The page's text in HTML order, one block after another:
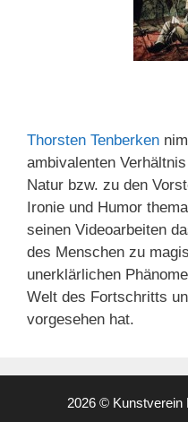
Thorsten Tenberken
ambivalenten
Natur bzw. zu den
Ironie und Humor
seinen Videoarbeiten
des Menschen zu
unerklärlichen
Welt des Fortschritts
vorgesehen hat.
2026 © Kunstverein